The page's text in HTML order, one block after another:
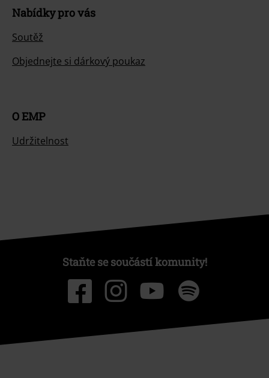
Nabídky pro vás
Soutěž
Objednejte si dárkový poukaz
O EMP
Udržitelnost
Staňte se součástí komunity!